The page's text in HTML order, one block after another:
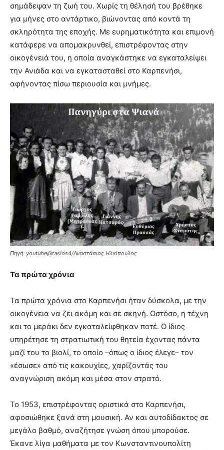
σημάδεψαν τη ζωή του. Χωρίς τη θέλησή του βρέθηκε
για μήνες στο αντάρτικο, βιώνοντας από κοντά τη
σκληρότητα της εποχής. Με ευρηματικότητα και επιμονή
κατάφερε να απομακρυνθεί, επιστρέφοντας στην
οικογένειά του, η οποία αναγκάστηκε να εγκαταλείψει
την Ανιάδα και να εγκατασταθεί στο Καρπενήσι,
αφήνοντας πίσω περιουσία και μνήμες.
Πηγή: youtube@tasios4/Αναστάσιος Ηλιόπουλος
Τα πρώτα χρόνια
Τα πρώτα χρόνια στο Καρπενήσι ήταν δύσκολα, με την
οικογένεια να ζει ακόμη και σε σκηνή. Ωστόσο, η τέχνη
και το μεράκι δεν εγκαταλείφθηκαν ποτέ. Ο ίδιος
υπηρέτησε τη στρατιωτική του θητεία έχοντας πάντα
μαζί του το βιολί, το οποίο –όπως ο ίδιος έλεγε– τον
«έσωσε» από τις κακουχίες, χαρίζοντάς του
αναγνώριση ακόμη και μέσα στον στρατό.
Το 1953, επιστρέφοντας οριστικά στο Καρπενήσι,
αφοσιώθηκε ξανά στη μουσική. Αν και αυτοδίδακτος σε
μεγάλο βαθμό, αναζήτησε γνώση όπου μπορούσε.
Έκανε λίγα μαθήματα με τον Κωνσταντινουπολίτη